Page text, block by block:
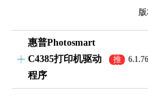
惠普Photosmart
C4385打印机驱动
程序
推
荐